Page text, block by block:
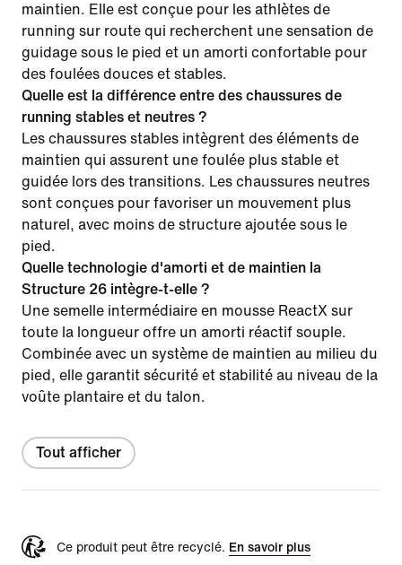
maintien. Elle est conçue pour les athlètes de
running sur route qui recherchent une sensation de
guidage sous le pied et un amorti confortable pour
des foulées douces et stables.
Quelle est la différence entre des chaussures de
running stables et neutres ?
Les chaussures stables intègrent des éléments de
maintien qui assurent une foulée plus stable et
guidée lors des transitions. Les chaussures neutres
sont conçues pour favoriser un mouvement plus
naturel, avec moins de structure ajoutée sous le
pied.
Quelle technologie d'amorti et de maintien la
Structure 26 intègre-t-elle ?
Une semelle intermédiaire en mousse ReactX sur
toute la longueur offre un amorti réactif souple.
Combinée avec un système de maintien au milieu du
pied, elle garantit sécurité et stabilité au niveau de la
voûte plantaire et du talon.
Tout afficher
Ce produit peut être recyclé. En savoir plus